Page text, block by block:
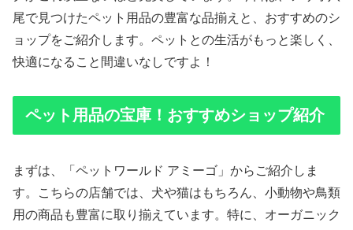
尾で見つけたペット用品の豊富な品揃えと、おすすめのシ
ョップをご紹介します。ペットとの生活がもっと楽しく、
快適になること間違いなしですよ！
ペット用品の宝庫！おすすめショップ紹介
まずは、「ペットワールド アミーゴ」からご紹介しま
す。こちらの店舗では、犬や猫はもちろん、小動物や鳥類
用の商品も豊富に取り揃えています。特に、オーガニック